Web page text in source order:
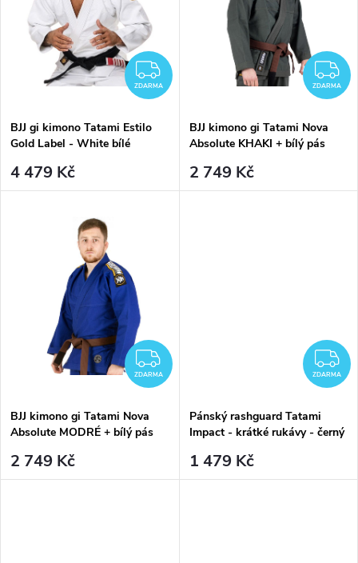
ů
t
ů
ZDARMA
ZDARMA
BJJ gi kimono Tatami Estilo
Gold Label - White bílé
4 479 Kč
ZDARMA
BJJ kimono gi Tatami Nova
Absolute KHAKI + bílý pás
2 749 Kč
ZDARMA
ZDARMA
BJJ kimono gi Tatami Nova
Absolute MODRÉ + bílý pás
2 749 Kč
ZDARMA
Pánský rashguard Tatami
Impact - krátké rukávy - černý
1 479 Kč